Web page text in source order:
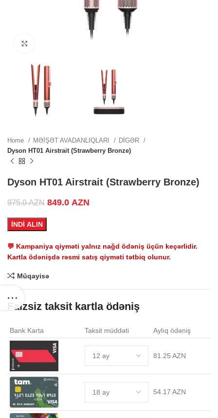
Home MƏİŞƏT AVADANLIQLARI
DİGƏR
Dyson HT01 Airstrait (Strawberry Bronze)
Dyson HT01 Airstrait (Strawberry Bronze)
975.0AZN Original price was: 975.0 AZN.
849.0 AZN
İNDİ ALIN
💬 Kampaniya qiyməti yalnız nağd ödəniş üçün keçərlidir.
Kartla ödənişdə rəsmi satış qiyməti tətbiq olunur.
Müqayisə
Faizsiz taksit kartla ödəniş
Bank Karta Taksit müddəti Aylıq ödəniş
81.25 AZN
54.17 AZN